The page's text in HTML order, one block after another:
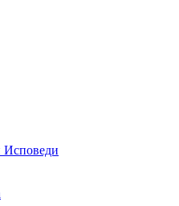
Исповеди